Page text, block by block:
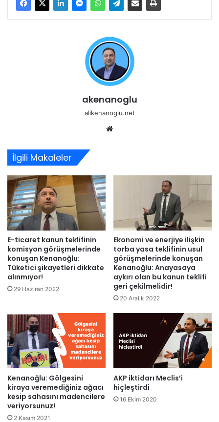
akenanoglu
alikenanoglu.net
İlgili Makaleler
E-ticaret kanun teklifinin
komisyon görüşmelerinde
konuşan Kenanoğlu:
Tüketici şikayetleri dikkate
alınmıyor!
29 Haziran 2022
Ekonomi ve enerjiye ilişkin
torba yasa teklifinin usul
görüşmelerinde konuşan
Kenanoğlu: Anayasaya
aykırı olan bu kanun teklifi
geri çekilmelidir!
20 Aralık 2022
Kenanoğlu: Gölgesini
kiraya veremediğiniz ağacı
kesip sahasını madencilere
veriyorsunuz!
2 Kasım 2021
AKP iktidarı Meclis’i
hiçleştirdi
16 Ekim 2020